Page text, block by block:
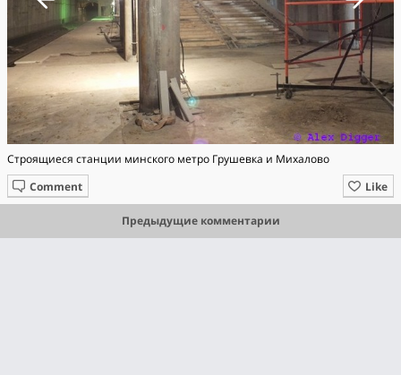
Строящиеся станции минского метро Грушевка и Михалово
Like
Comment
Предыдущие комментарии